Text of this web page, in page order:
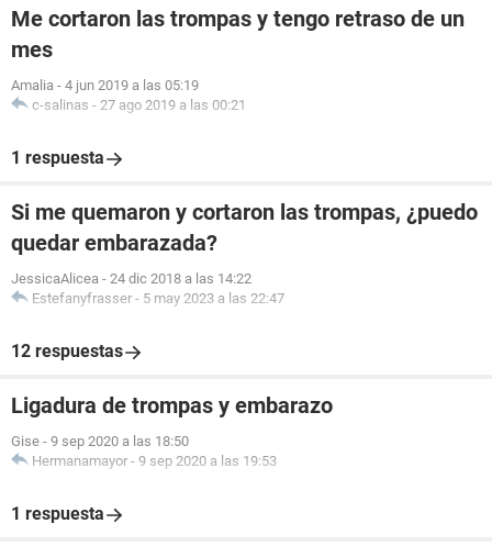
Me cortaron las trompas y tengo retraso de un
mes
Amalia - 4 jun 2019 a las 05:19
c-salinas - 27 ago 2019 a las 00:21
1 respuesta
Si me quemaron y cortaron las trompas, ¿puedo
quedar embarazada?
JessicaAlicea - 24 dic 2018 a las 14:22
Estefanyfrasser - 5 may 2023 a las 22:47
12 respuestas
Ligadura de trompas y embarazo
Gise - 9 sep 2020 a las 18:50
Hermanamayor - 9 sep 2020 a las 19:53
1 respuesta